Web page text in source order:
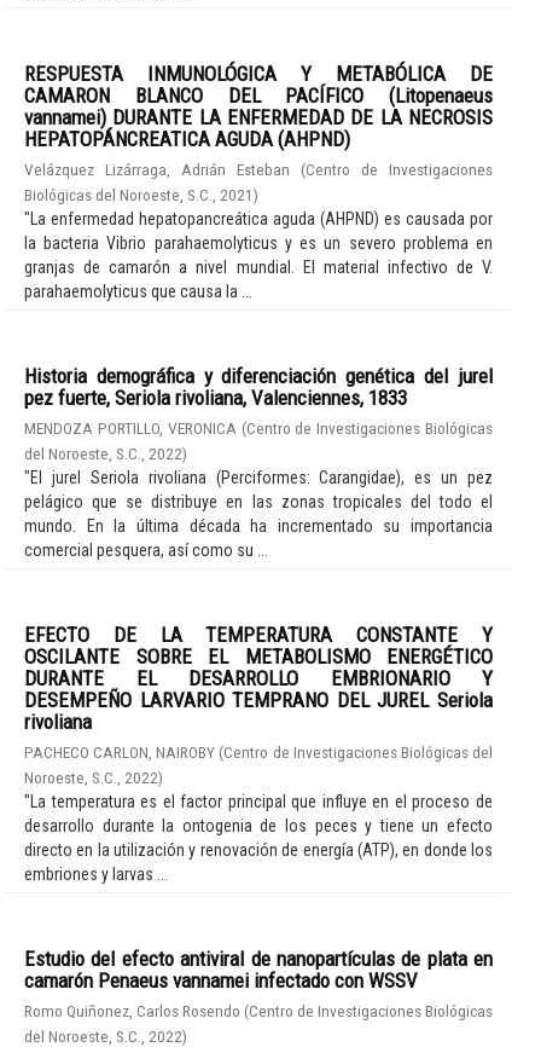
RESPUESTA INMUNOLÓGICA Y METABÓLICA DE
CAMARON BLANCO DEL PACÍFICO (Litopenaeus
vannamei) DURANTE LA ENFERMEDAD DE LA NECROSIS
HEPATOPÁNCREATICA AGUDA (AHPND)
Velázquez Lizárraga, Adrián Esteban (Centro de Investigaciones
Biológicas del Noroeste, S.C.
2021)
"La enfermedad hepatopancreática aguda (AHPND) es causada por
la bacteria Vibrio parahaemolyticus y es un severo problema en
granjas de camarón a nivel mundial. El material infectivo de V.
parahaemolyticus que causa la ...
Historia demográfica y diferenciación genética del jurel
pez fuerte, Seriola rivoliana, Valenciennes, 1833
MENDOZA PORTILLO, VERONICA (Centro de Investigaciones Biológicas
del Noroeste, S.C.
2022)
"El jurel Seriola rivoliana (Perciformes: Carangidae), es un pez
pelágico que se distribuye en las zonas tropicales del todo el
mundo. En la última década ha incrementado su importancia
comercial pesquera, así como su ...
EFECTO DE LA TEMPERATURA CONSTANTE Y
OSCILANTE SOBRE EL METABOLISMO ENERGÉTICO
DURANTE EL DESARROLLO EMBRIONARIO Y
DESEMPEÑO LARVARIO TEMPRANO DEL JUREL Seriola
rivoliana
PACHECO CARLON, NAIROBY (Centro de Investigaciones Biológicas del
Noroeste, S.C.
2022)
"La temperatura es el factor principal que influye en el proceso de
desarrollo durante la ontogenia de los peces y tiene un efecto
directo en la utilización y renovación de energía (ATP), en donde los
embriones y larvas ...
Estudio del efecto antiviral de nanopartículas de plata en
camarón Penaeus vannamei infectado con WSSV
Romo Quiñonez, Carlos Rosendo (Centro de Investigaciones Biológicas
del Noroeste, S.C.
2022)